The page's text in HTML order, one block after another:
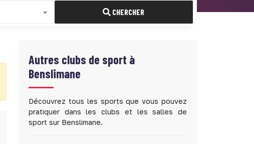
CHERCHER
Autres clubs de sport à
Benslimane
Découvrez tous les sports que vous pouvez
pratiquer dans les clubs et les salles de
sport sur Benslimane.